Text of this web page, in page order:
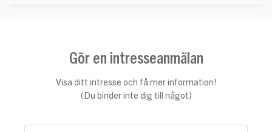
Gör en intresseanmälan
Visa ditt intresse och få mer information!
(Du binder inte dig till något)